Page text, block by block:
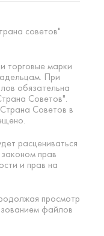
советов"
торговые марки
При
обязательна
Советов".
Советов в
расцениваться
прав
и прав на
просмотр
файлов